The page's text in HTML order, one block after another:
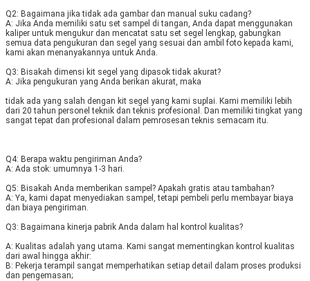
Q2: Bagaimana jika tidak ada gambar dan manual suku cadang?
A: Jika Anda memiliki satu set sampel di tangan, Anda dapat menggunakan
kaliper untuk mengukur dan mencatat satu set segel lengkap, gabungkan
semua data pengukuran dan segel yang sesuai dan ambil foto kepada kami,
kami akan menanyakannya untuk Anda.
Q3: Bisakah dimensi kit segel yang dipasok tidak akurat?
A: Jika pengukuran yang Anda berikan akurat, maka
tidak ada yang salah dengan kit segel yang kami suplai. Kami memiliki lebih
dari 20 tahun personel teknik dan teknis profesional. Dan memiliki tingkat yang
sangat tepat dan profesional dalam pemrosesan teknis semacam itu.
Q4: Berapa waktu pengiriman Anda?
A: Ada stok: umumnya 1-3 hari.
Q5: Bisakah Anda memberikan sampel? Apakah gratis atau tambahan?
A: Ya, kami dapat menyediakan sampel, tetapi pembeli perlu membayar biaya
dan biaya pengiriman.
Q3: Bagaimana kinerja pabrik Anda dalam hal kontrol kualitas?
A: Kualitas adalah yang utama. Kami sangat mementingkan kontrol kualitas
dari awal hingga akhir:
B: Pekerja terampil sangat memperhatikan setiap detail dalam proses produksi
dan pengemasan;